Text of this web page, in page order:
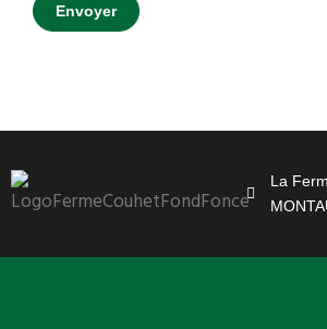
Envoyer
La